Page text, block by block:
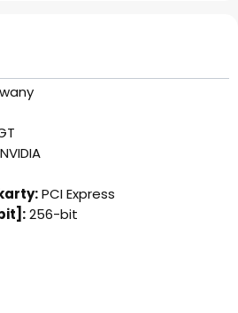
NVIDIA
PCI Express
256-bit